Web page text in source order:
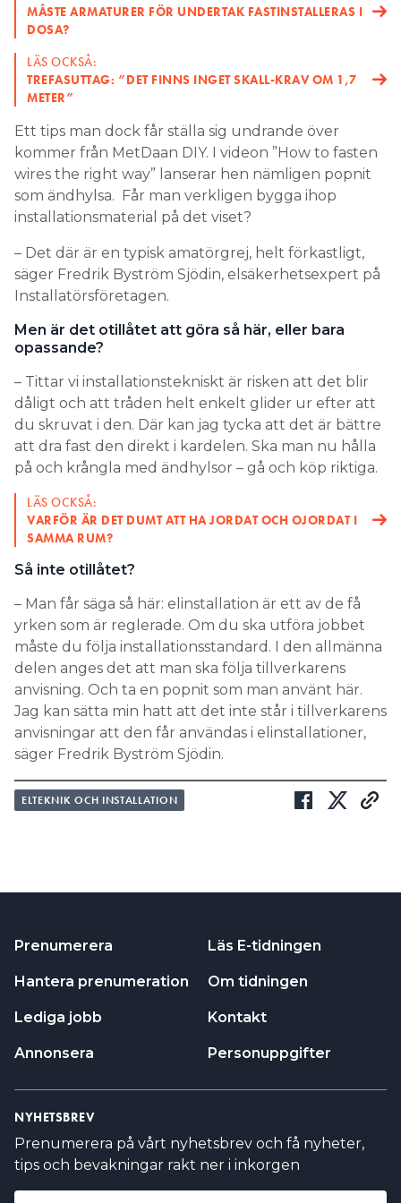
MÅSTE ARMATURER FÖR UNDERTAK FASTINSTALLERAS I
DOSA?
LÄS OCKSÅ:
TREFASUTTAG: ”DET FINNS INGET SKALL-KRAV OM 1,7
METER”
Ett tips man dock får ställa sig undrande över
kommer från MetDaan DIY. I videon ”How to fasten
wires the right way” lanserar hen nämligen popnit
som ändhylsa. Får man verkligen bygga ihop
installationsmaterial på det viset?
– Det där är en typisk amatörgrej, helt förkastligt,
säger Fredrik Byström Sjödin, elsäkerhetsexpert på
Installatörsföretagen.
Men är det otillåtet att göra så här, eller bara
opassande?
– Tittar vi installationstekniskt är risken att det blir
dåligt och att tråden helt enkelt glider ur efter att
du skruvat i den. Där kan jag tycka att det är bättre
att dra fast den direkt i kardelen. Ska man nu hålla
på och krångla med ändhylsor – gå och köp riktiga.
LÄS OCKSÅ:
VARFÖR ÄR DET DUMT ATT HA JORDAT OCH OJORDAT I
SAMMA RUM?
Så inte otillåtet?
– Man får säga så här: elinstallation är ett av de få
yrken som är reglerade. Om du ska utföra jobbet
måste du följa installationsstandard. I den allmänna
delen anges det att man ska följa tillverkarens
anvisning. Och ta en popnit som man använt här.
Jag kan sätta min hatt att det inte står i tillverkarens
anvisningar att den får användas i elinstallationer,
säger Fredrik Byström Sjödin.
ELTEKNIK OCH INSTALLATION
Prenumerera
Hantera prenumeration
Lediga jobb
Annonsera
Läs E-tidningen
Om tidningen
Kontakt
Personuppgifter
NYHETSBREV
Prenumerera på vårt nyhetsbrev och få nyheter,
tips och bevakningar rakt ner i inkorgen